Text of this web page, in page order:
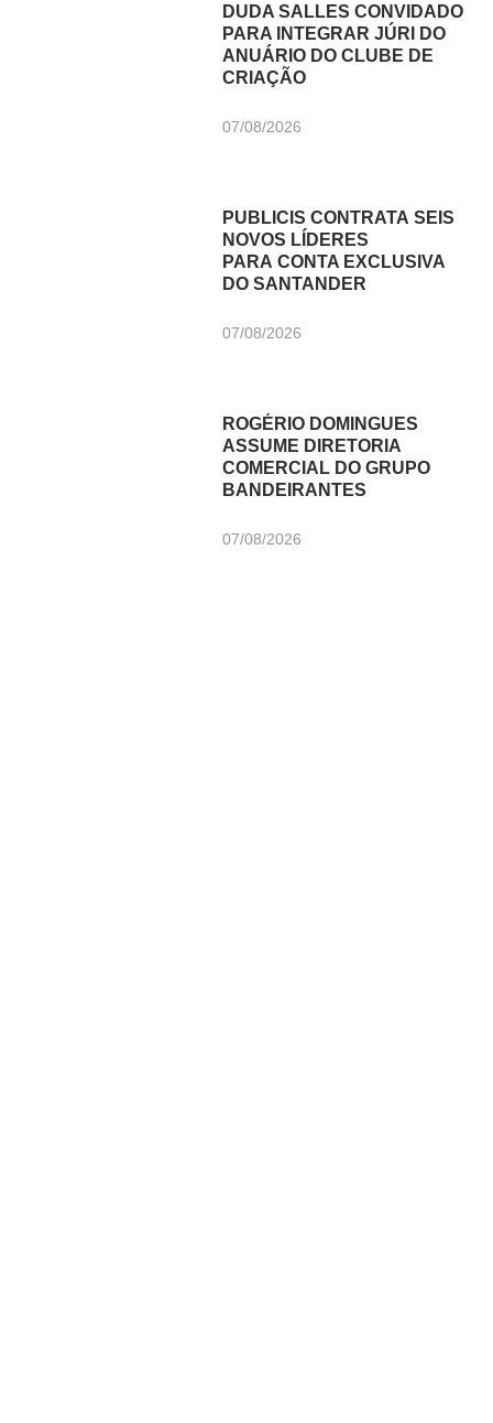
DUDA SALLES CONVIDADO
PARA INTEGRAR JÚRI DO
ANUÁRIO DO CLUBE DE
CRIAÇÃO
07/08/2026
PUBLICIS CONTRATA SEIS
NOVOS LÍDERES
PARA CONTA EXCLUSIVA
DO SANTANDER
07/08/2026
ROGÉRIO DOMINGUES
ASSUME DIRETORIA
COMERCIAL DO GRUPO
BANDEIRANTES
07/08/2026